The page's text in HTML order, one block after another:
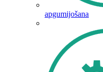
apgumijošana